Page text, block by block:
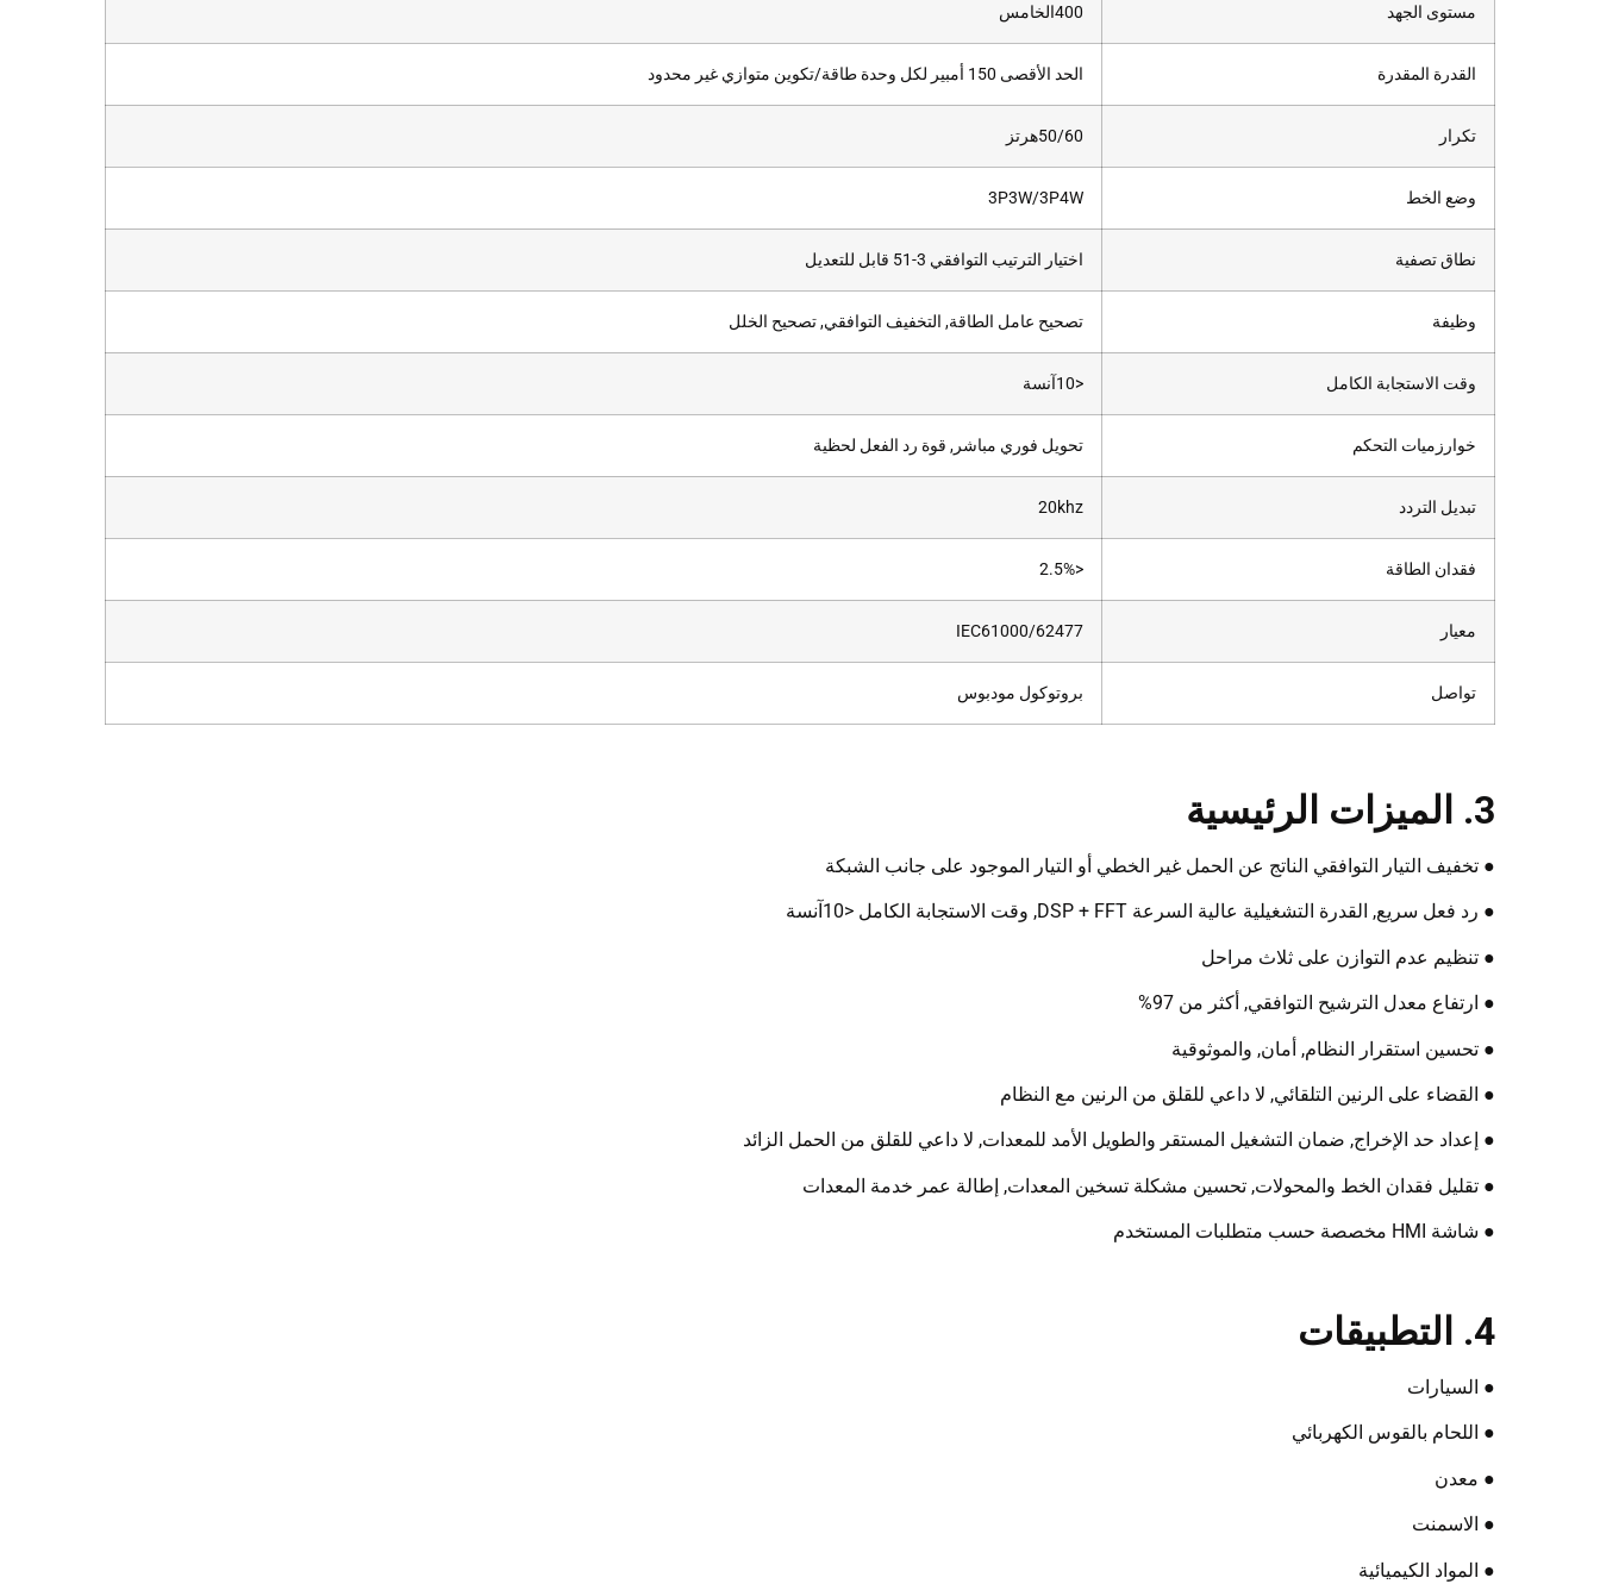
مستوى الجهد 400الخامس
القدرة المقدرة الحد الأقصى 150 أمبير لكل وحدة طاقة/تكوين متوازي غير محدود
تكرار 50/60هرتز
وضع الخط 3P3W/3P4W
نطاق تصفية اختيار الترتيب التوافقي 3-51 قابل للتعديل
وظيفة تصحيح عامل الطاقة, التخفيف التوافقي, تصحيح الخلل
وقت الاستجابة الكامل <10آنسة
خوارزميات التحكم تحويل فوري مباشر, قوة رد الفعل لحظية
تبديل التردد 20khz
فقدان الطاقة <2.5%
معيار IEC61000/62477
تواصل بروتوكول مودبوس
3. الميزات الرئيسية
● تخفيف التيار التوافقي الناتج عن الحمل غير الخطي أو التيار الموجود على جانب الشبكة
● رد فعل سريع, القدرة التشغيلية عالية السرعة DSP + FFT, وقت الاستجابة الكامل <10آنسة
● تنظيم عدم التوازن على ثلاث مراحل
● ارتفاع معدل الترشيح التوافقي, أكثر من 97%
● تحسين استقرار النظام, أمان, والموثوقية
● القضاء على الرنين التلقائي, لا داعي للقلق من الرنين مع النظام
● إعداد حد الإخراج, ضمان التشغيل المستقر والطويل الأمد للمعدات, لا داعي للقلق من الحمل الزائد
● تقليل فقدان الخط والمحولات, تحسين مشكلة تسخين المعدات, إطالة عمر خدمة المعدات
● شاشة HMI مخصصة حسب متطلبات المستخدم
4. التطبيقات
● السيارات
● اللحام بالقوس الكهربائي
● معدن
● الاسمنت
● المواد الكيميائية